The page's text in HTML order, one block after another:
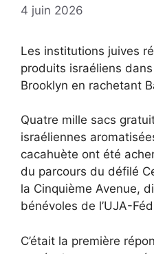
4 juin 2026
Les institutions juives
produits israéliens
Brooklyn en rachetant
Quatre mille sacs
israéliennes
cacahuète ont été
du parcours du défilé
la Cinquième Avenue,
bénévoles de l’UJA-
C’était la première